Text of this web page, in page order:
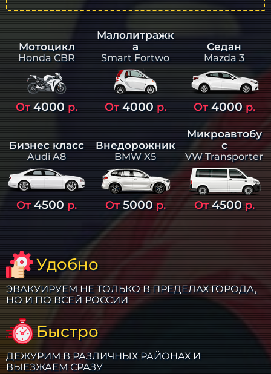
Мотоцикл
Honda CBR
От4000 р.
Малолитражк
а
Smart Fortwo
От4000р.
Седан
Mazda 3
От4000р.
Бизнес класс
Audi A8
От4500 р.
Внедорожник
BMW X5
От5000р.
Микроавтобу
с
VW Transporter
От4500р.
Удобно
ЭВАКУИРУЕМ НЕ ТОЛЬКО В ПРЕДЕЛАХ ГОРОДА,
НО И ПО ВСЕЙ РОССИИ
Быстро
ДЕЖУРИМ В РАЗЛИЧНЫХ РАЙОНАХ И
ВЫЕЗЖАЕМ СРАЗУ